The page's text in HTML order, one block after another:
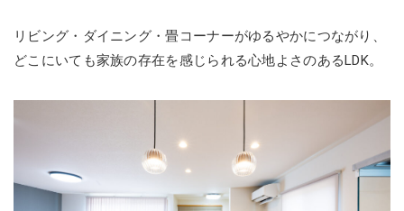
リビング・ダイニング・畳コーナーがゆるやかにつながり、
どこにいても家族の存在を感じられる心地よさのあるLDK。